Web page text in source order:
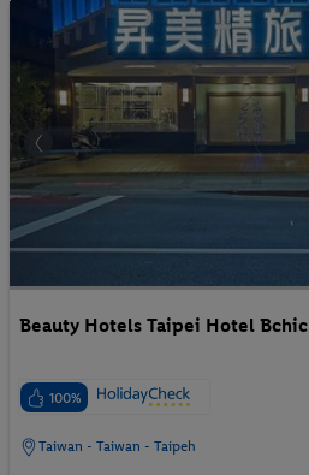
Beauty Hotels Taipei Hotel Bchic
100%
Taiwan - Taiwan - Taipeh